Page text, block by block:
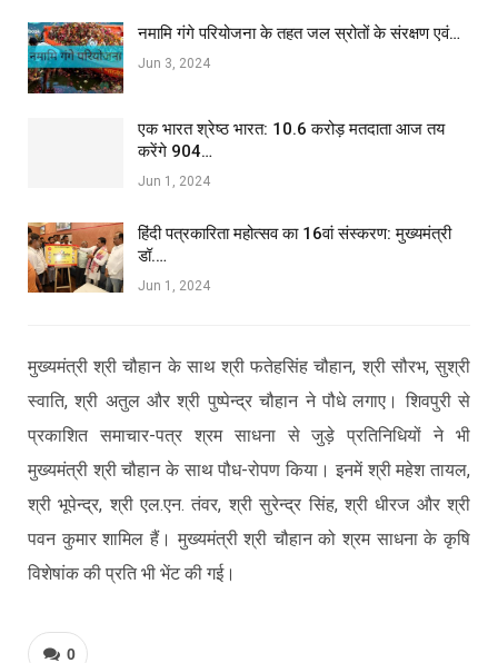
नमामि गंगे परियोजना के तहत जल स्रोतों के संरक्षण एवं…
Jun 3, 2024
एक भारत श्रेष्ठ भारत: 10.6 करोड़ मतदाता आज तय
करेंगे 904…
Jun 1, 2024
हिंदी पत्रकारिता महोत्सव का 16वां संस्करण: मुख्यमंत्री
डॉ.…
Jun 1, 2024
मुख्यमंत्री श्री चौहान के साथ श्री फतेहसिंह चौहान, श्री सौरभ, सुश्री
स्वाति, श्री अतुल और श्री पुष्पेन्द्र चौहान ने पौधे लगाए। शिवपुरी से
प्रकाशित समाचार-पत्र श्रम साधना से जुड़े प्रतिनिधियों ने भी
मुख्यमंत्री श्री चौहान के साथ पौध-रोपण किया। इनमें श्री महेश तायल,
श्री भूपेन्द्र, श्री एल.एन. तंवर, श्री सुरेन्द्र सिंह, श्री धीरज और श्री
पवन कुमार शामिल हैं। मुख्यमंत्री श्री चौहान को श्रम साधना के कृषि
विशेषांक की प्रति भी भेंट की गई।
0